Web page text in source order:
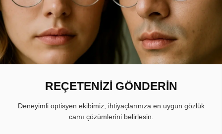
REÇETENİZİ GÖNDERİN
Deneyimli optisyen ekibimiz, ihtiyaçlarınıza en uygun gözlük
camı çözümlerini belirlesin.